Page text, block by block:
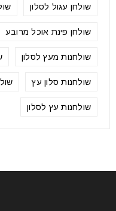
שולחן עגול לסלון
שולחן פינת אוכל מרובע
שולחנות מעץ לסלון
שולחנות סלון עץ
שולחנות עץ לסלון